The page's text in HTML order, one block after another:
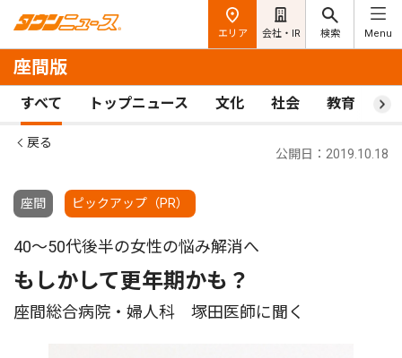
エリア 会社・IR 検索 Menu
座間版
すべて トップニュース 文化 社会 教育 ス
戻る
座間 ピックアップ（PR）
公開日：2019.10.18
40〜50代後半の女性の悩み解消へ
もしかして更年期かも？
座間総合病院・婦人科 塚田医師に聞く